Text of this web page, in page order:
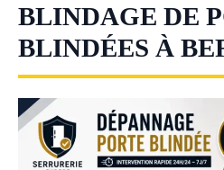
BLINDAGE DE
BLINDÉES À